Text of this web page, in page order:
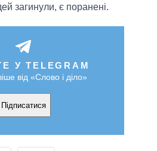
загинули, є поранені.
У TELEGRAM
від «Слово і діло»
Підписатися